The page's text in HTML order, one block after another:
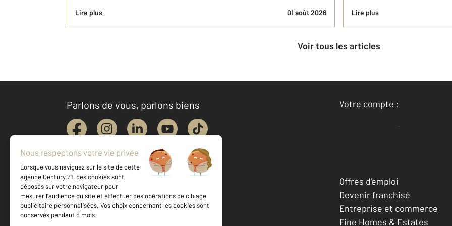
Lire plus 01 août 2026 Lire plus
Voir tous les articles
Parlons de vous, parlons biens
Votre compte :
Accéder à mon compte
Votre agence est notée
Offres d'emploi
Devenir franchisé
Entreprise et commerce
Fine Homes & Estates